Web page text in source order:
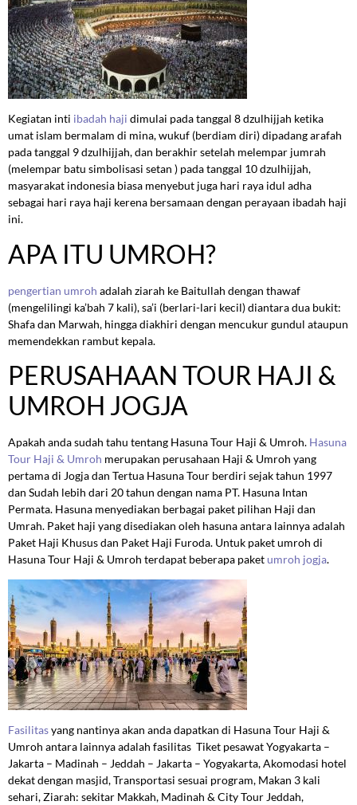
Kegiatan inti ibadah haji dimulai pada tanggal 8 dzulhijjah ketika
umat islam bermalam di mina, wukuf (berdiam diri) dipadang arafah
pada tanggal 9 dzulhijjah, dan berakhir setelah melempar jumrah
(melempar batu simbolisasi setan ) pada tanggal 10 dzulhijjah,
masyarakat indonesia biasa menyebut juga hari raya idul adha
sebagai hari raya haji kerena bersamaan dengan perayaan ibadah haji
ini.
APA ITU UMROH?
pengertian umroh adalah ziarah ke Baitullah dengan thawaf
(mengelilingi ka’bah 7 kali), sa’i (berlari-lari kecil) diantara dua bukit:
Shafa dan Marwah, hingga diakhiri dengan mencukur gundul ataupun
memendekkan rambut kepala.
PERUSAHAAN TOUR HAJI &
UMROH JOGJA
Apakah anda sudah tahu tentang Hasuna Tour Haji & Umroh. Hasuna
Tour Haji & Umroh merupakan perusahaan Haji & Umroh yang
pertama di Jogja dan Tertua Hasuna Tour berdiri sejak tahun 1997
dan Sudah lebih dari 20 tahun dengan nama PT. Hasuna Intan
Permata. Hasuna menyediakan berbagai paket pilihan Haji dan
Umrah. Paket haji yang disediakan oleh hasuna antara lainnya adalah
Paket Haji Khusus dan Paket Haji Furoda. Untuk paket umroh di
Hasuna Tour Haji & Umroh terdapat beberapa paket umroh jogja.
Fasilitasyang nantinya akan anda dapatkan di Hasuna Tour Haji &
Umroh antara lainnya adalah fasilitas Tiket pesawat Yogyakarta –
Jakarta – Madinah – Jeddah – Jakarta – Yogyakarta, Akomodasi hotel
dekat dengan masjid, Transportasi sesuai program, Makan 3 kali
sehari, Ziarah: sekitar Makkah, Madinah & City Tour Jeddah,